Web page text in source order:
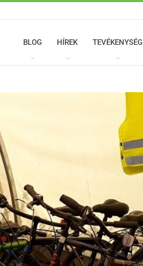
BLOG HÍREK TEVÉKENYSÉG